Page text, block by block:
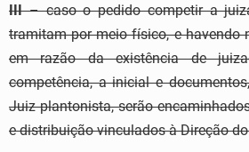
III– caso o pedido competir a
tramitam por meio físico, e havendo
em razão da existência de
competência, a inicial e
Juiz plantonista, serão
e distribuição vinculados à Direção